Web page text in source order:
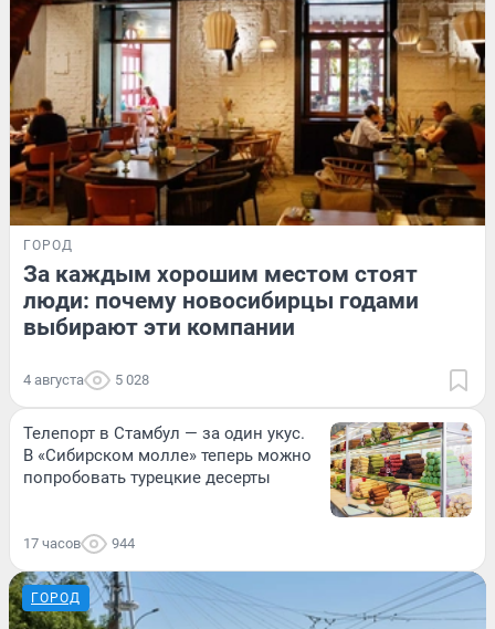
ГОРОД
За каждым хорошим местом стоят
люди: почему новосибирцы годами
выбирают эти компании
4 августа 5 028
Телепорт в Стамбул — за один укус.
В «Сибирском молле» теперь можно
попробовать турецкие десерты
17 часов 944
ГОРОД